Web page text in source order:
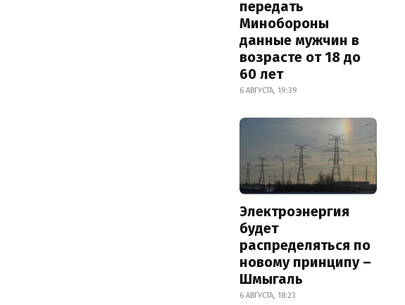
передать
Минобороны
данные мужчин в
возрасте от 18 до
60 лет
6 АВГУСТА, 19:39
Электроэнергия
будет
распределяться по
новому принципу –
Шмыгаль
6 АВГУСТА, 18:23